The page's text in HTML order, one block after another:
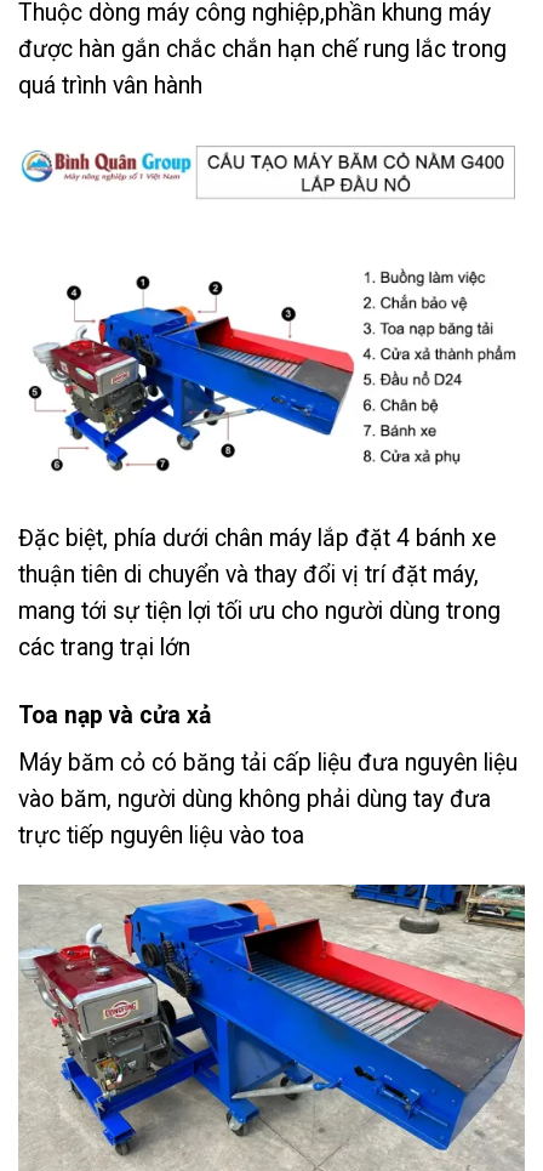
Thuộc dòng máy công nghiệp,phần khung máy
được hàn gắn chắc chắn hạn chế rung lắc trong
quá trình vân hành
Đặc biệt, phía dưới chân máy lắp đặt 4 bánh xe
thuận tiên di chuyển và thay đổi vị trí đặt máy,
mang tới sự tiện lợi tối ưu cho người dùng trong
các trang trại lớn
Toa nạp và cửa xả
Máy băm cỏ có băng tải cấp liệu đưa nguyên liệu
vào băm, người dùng không phải dùng tay đưa
trực tiếp nguyên liệu vào toa